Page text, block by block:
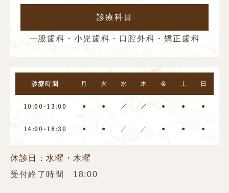
診療科目
一般歯科・小児歯科・口腔外科・矯正歯科
診療時間 月 火 水 木 金 土 日
10:00-13:00 ● ● ／ ／ ● ● ●
14:00-18:30 ● ● ／ ／ ● ● ●
休診日：水曜・木曜
受付終了時間 18:00